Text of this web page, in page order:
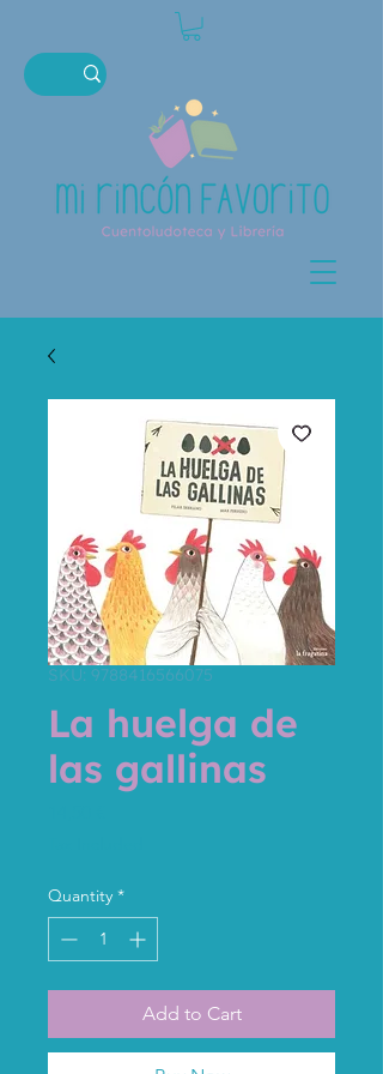
SKU: 9788416566075
La huelga de
las gallinas
Quantity *
Add to Cart